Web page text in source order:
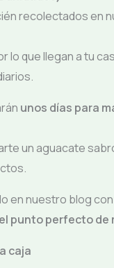
recolectados en
lo que llegan a tu
unos días para
un aguacate
en nuestro blog
punto perfecto de
caja